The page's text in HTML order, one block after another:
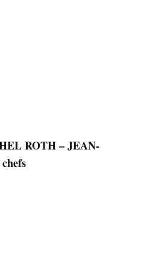
ROTH – JEAN-